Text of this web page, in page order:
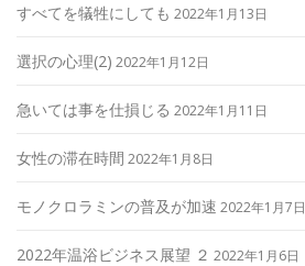
すべてを犠牲にしても 2022年1月13日
選択の心理(2) 2022年1月12日
急いては事を仕損じる 2022年1月11日
女性の滞在時間 2022年1月8日
モノクロラミンの普及が加速 2022年1月7日
2022年温浴ビジネス展望 ２ 2022年1月6日